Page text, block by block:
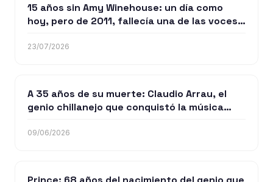
15 años sin Amy Winehouse: un día como
hoy, pero de 2011, fallecía una de las voces
23/07/2026
A 35 años de su muerte: Claudio Arrau, el
genio chillanejo que conquistó la música
09/06/2026